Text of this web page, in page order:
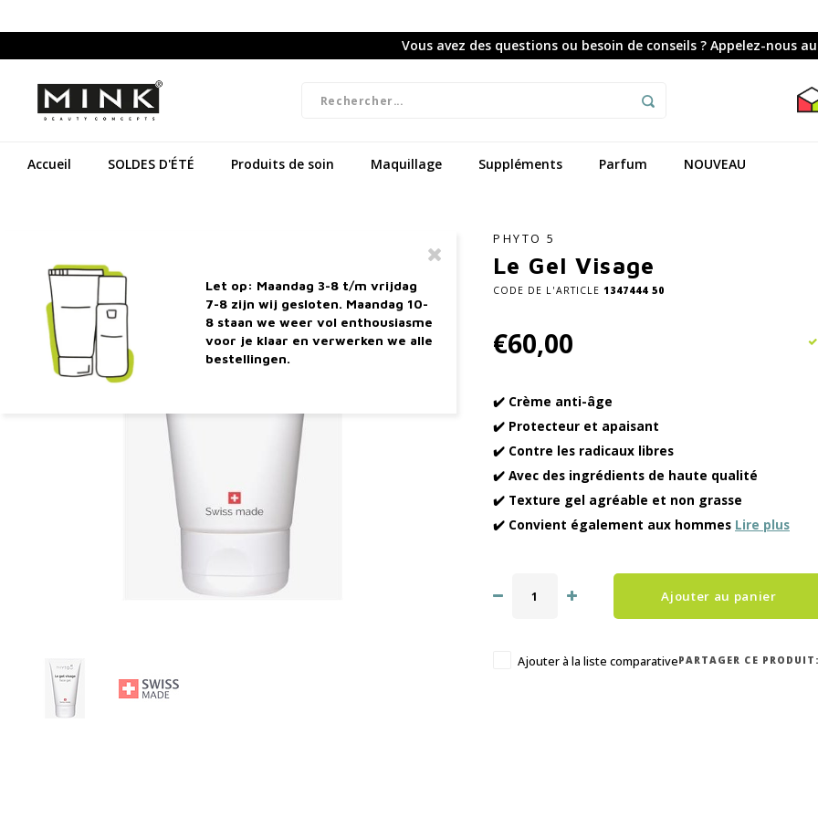
Vous avez des questions ou besoin de conseils ? Appelez-nous
Accueil SOLDES D'ÉTÉ Produits de soin Maquillage Suppléments Parfum NOUVEAU
Let op: Maandag 3-8 t/m vrijdag
7-8 zijn wij gesloten. Maandag 10-
8 staan we weer vol enthousiasme
voor je klaar en verwerken we alle
bestellingen.
PHYTO 5
Le Gel Visage
CODE DE L'ARTICLE 1347444 50
€60,00
✔️ Crème anti-âge
✔️ Protecteur et apaisant
✔️ Contre les radicaux libres
✔️ Avec des ingrédients de haute qualité
✔️ Texture gel agréable et non grasse
✔️ Convient également aux hommes Lire plus
Ajouter au panier
Ajouter à la liste comparativePARTAGER CE